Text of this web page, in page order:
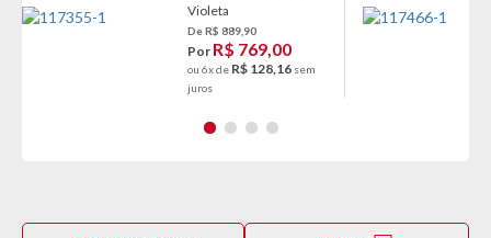
Violeta
De R$ 889,90
Por R$ 769,00
ou 6x de R$ 128,16 sem
juros